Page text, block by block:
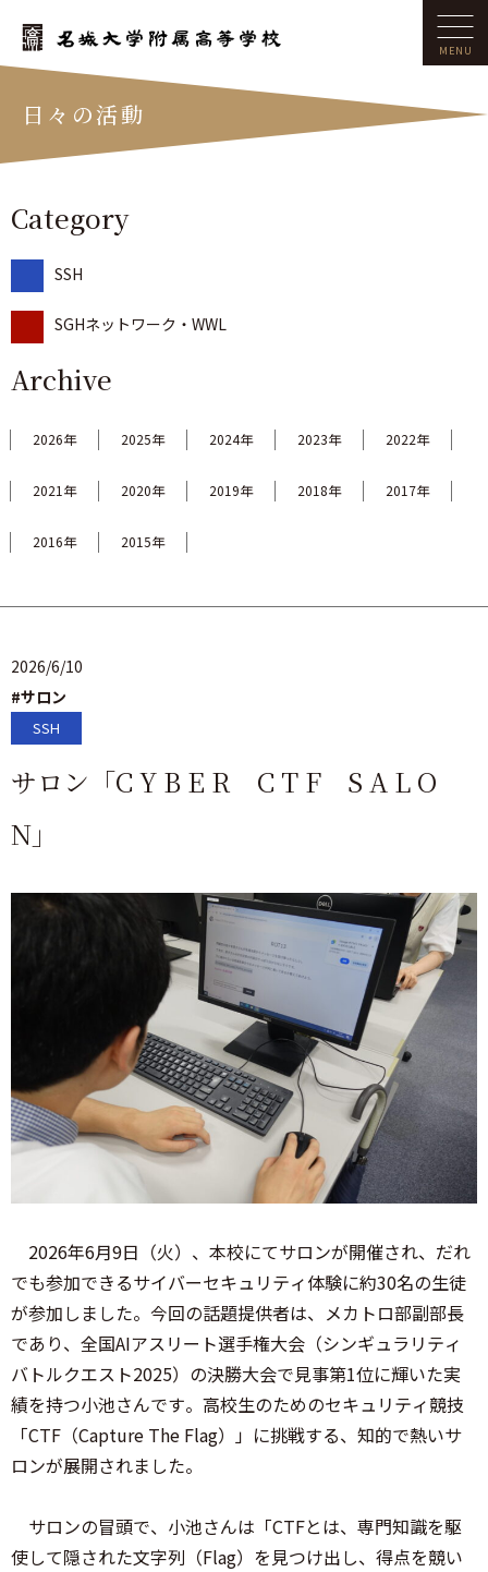
日々の活動
Category
SSH
SGHネットワーク・WWL
Archive
2026年 2025年 2024年 2023年 2022年
2021年 2020年 2019年 2018年 2017年
2016年 2015年
サロン「C Y B E R C T F S A L O
N」
SSH
2026/6/10
#サロン
2026年6月9日（火）、本校にてサロンが開催され、だれ
でも参加できるサイバーセキュリティ体験に約30名の生徒
が参加しました。今回の話題提供者は、メカトロ部副部長
であり、全国AIアスリート選手権大会（シンギュラリティ
バトルクエスト2025）の決勝大会で見事第1位に輝いた実
績を持つ小池さんです。高校生のためのセキュリティ競技
「CTF（Capture The Flag）」に挑戦する、知的で熱いサ
ロンが展開されました。
サロンの冒頭で、小池さんは「CTFとは、専門知識を駆
使して隠された文字列（Flag）を見つけ出し、得点を競い